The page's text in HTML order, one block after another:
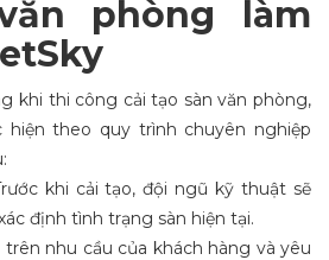
phòng làm
khi thi công cải tạo sàn văn phòng,
hiện theo quy trình chuyên nghiệp
khi cải tạo, đội ngũ kỹ thuật sẽ
định tình trạng sàn hiện tại.
trên nhu cầu của khách hàng và yêu